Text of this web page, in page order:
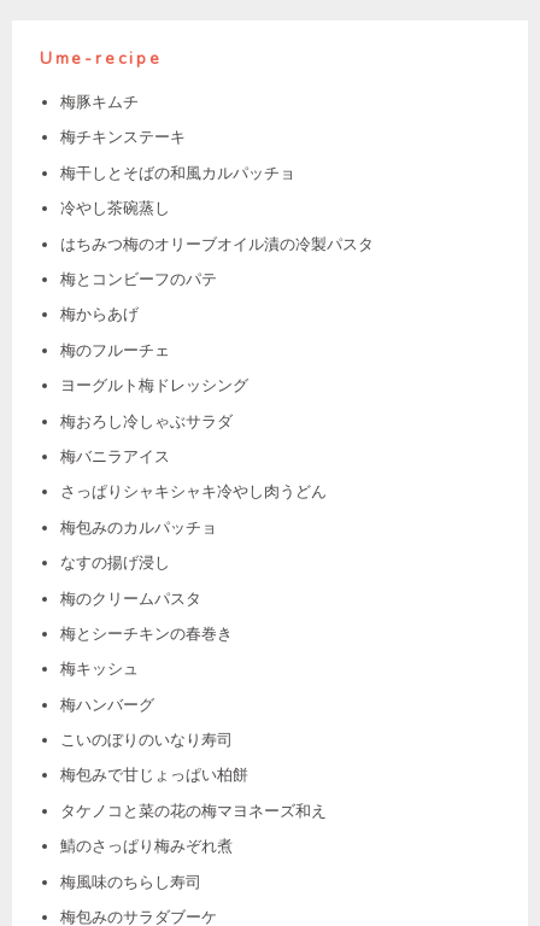
Ume-recipe
梅豚キムチ
梅チキンステーキ
梅干しとそばの和風カルパッチョ
冷やし茶碗蒸し
はちみつ梅のオリーブオイル漬の冷製パスタ
梅とコンビーフのパテ
梅からあげ
梅のフルーチェ
ヨーグルト梅ドレッシング
梅おろし冷しゃぶサラダ
梅バニラアイス
さっぱりシャキシャキ冷やし肉うどん
梅包みのカルパッチョ
なすの揚げ浸し
梅のクリームパスタ
梅とシーチキンの春巻き
梅キッシュ
梅ハンバーグ
こいのぼりのいなり寿司
梅包みで甘じょっぱい柏餅
タケノコと菜の花の梅マヨネーズ和え
鯖のさっぱり梅みぞれ煮
梅風味のちらし寿司
梅包みのサラダブーケ